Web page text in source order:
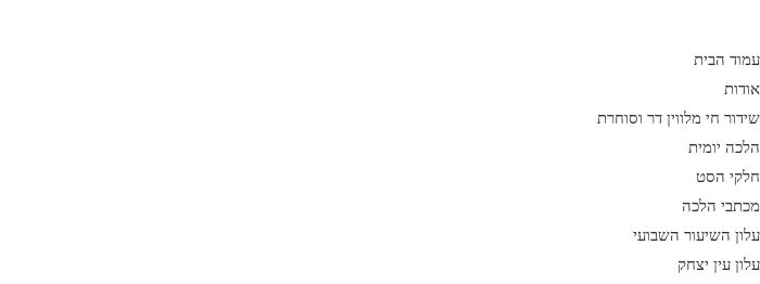
content
עמוד הבית
אודות
שידור חי מלווין דר וסוחרת
הלכה יומית
חלקי הסט
מכתבי הלכה
עלון השיעור השבועי
עלון עין יצחק